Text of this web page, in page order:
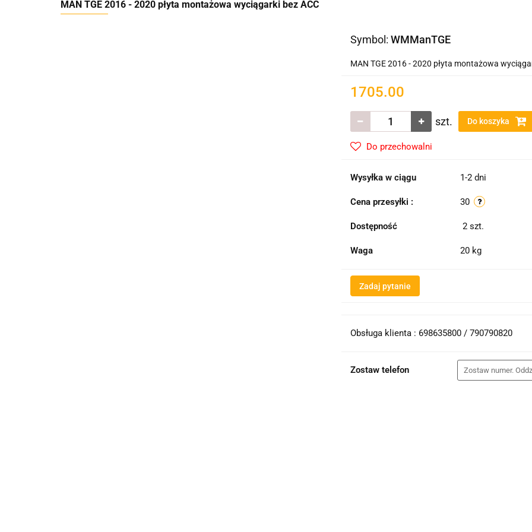
MAN TGE 2016 - 2020 płyta montażowa wyciągarki bez ACC
Symbol: WMManTGE
MAN TGE 2016 - 2020 płyta montażowa
1705.00
szt. Do koszyka
Do przechowalni
Wysyłka w ciągu 1-2 dni
Cena przesyłki : 30
Dostępność 2 szt.
Waga 20 kg
Zadaj pytanie
Obsługa klienta : 698635800 / 790790820
Zostaw telefon